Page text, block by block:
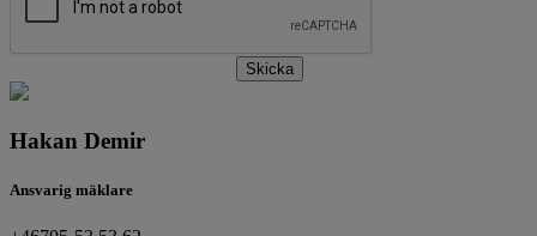
Skicka
Hakan Demir
Ansvarig mäklare